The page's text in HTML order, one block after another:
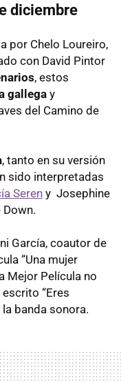
diciembre
por Chelo Loureiro,
con David Pintor
, estos
gallega y
del Camino de
, tanto en su versión
sido interpretadas
Sereny Josephine
García, coautor de
“Una mujer
Mejor Película no
“Eres
banda sonora.